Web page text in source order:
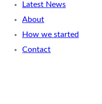
Latest News
About
How we started
Contact